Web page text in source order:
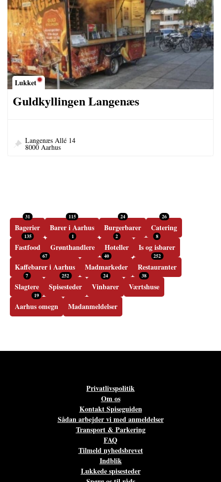
Lukket
Guldkyllingen Langenæs
Langenæs Allé 14
8000 Aarhus
Bagerier
31
Barer i Aarhus
115
Burgerbarer
24
Catering
26
Fastfood
135
Grønthandlere
1
Hoteller
2
Is og isbarer
8
Kaffebarer i Aarhus
67
Madmarkeder
40
Restauranter
252
Slagtere
7
Spisesteder
252
Vinbarer
24
Værtshuse
38
Aarhus omegn
19
Madanmeldelser
Privatlivspolitik
Om os
Kontakt Spiseguiden
Sådan arbejder vi med anmeldelser
Transport & Parkering
FAQ
Tilmeld nyhedsbrevet
Indblik
Lukkede spisesteder